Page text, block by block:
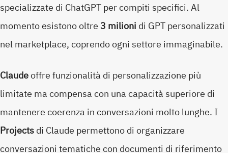
specializzate di ChatGPT per compiti specifici. Al
momento esistono oltre3 milioni di GPT personalizzati
nel marketplace, coprendo ogni settore immaginabile.
Claudeoffre funzionalità di personalizzazione più
limitate ma compensa con una capacità superiore di
mantenere coerenza in conversazioni molto lunghe. I
Projectsdi Claude permettono di organizzare
conversazioni tematiche con documenti di riferimento